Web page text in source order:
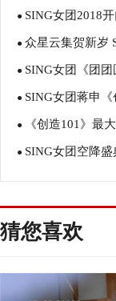
不断
● SING女团2018
● 众星云集贺新岁
● SING女团《团
PV除夕上线席卷
● SING女团蒋申
Rap燃炸全场
● 《创造101》最
TOP3女团
● SING女团空降
猜您喜欢